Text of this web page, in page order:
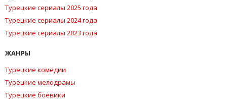
Турецкие сериалы 2025 года
Турецкие сериалы 2024 года
Турецкие сериалы 2023 года
ЖАНРЫ
Турецкие комедии
Турецкие мелодрамы
Турецкие боевики